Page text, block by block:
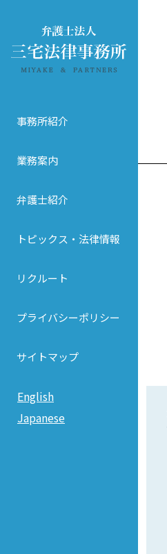
事務所紹介
業務案内
弁護士紹介
トピックス・法律情報
リクルート
プライバシーポリシー
サイトマップ
English
Japanese